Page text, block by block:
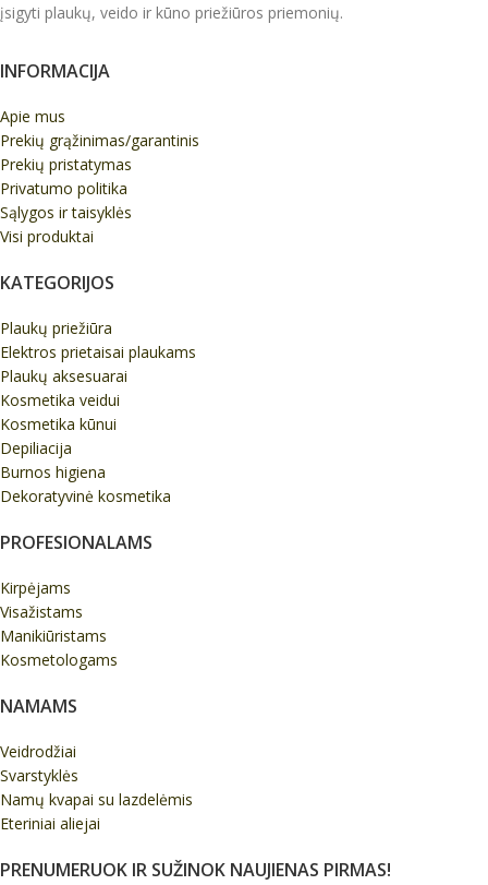
įsigyti plaukų, veido ir kūno priežiūros priemonių.
INFORMACIJA
Apie mus
Prekių grąžinimas/garantinis
Prekių pristatymas
Privatumo politika
Sąlygos ir taisyklės
Visi produktai
KATEGORIJOS
Plaukų priežiūra
Elektros prietaisai plaukams
Plaukų aksesuarai
Kosmetika veidui
Kosmetika kūnui
Depiliacija
Burnos higiena
Dekoratyvinė kosmetika
PROFESIONALAMS
Kirpėjams
Visažistams
Manikiūristams
Kosmetologams
NAMAMS
Veidrodžiai
Svarstyklės
Namų kvapai su lazdelėmis
Eteriniai aliejai
PRENUMERUOK IR SUŽINOK NAUJIENAS PIRMAS!